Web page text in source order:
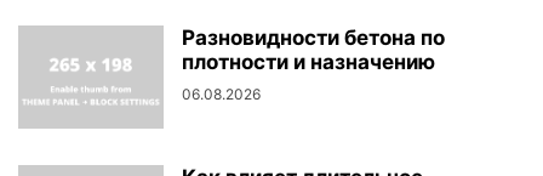
Разновидности бетона по
плотности и назначению
06.08.2026